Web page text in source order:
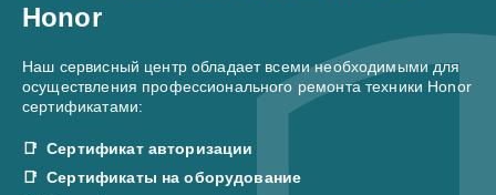
Honor
Наш сервисный центр обладает всеми необходимыми для
осуществления профессионального ремонта техники Honor
сертификатами:
Сертификат авторизации
Сертификаты на оборудование